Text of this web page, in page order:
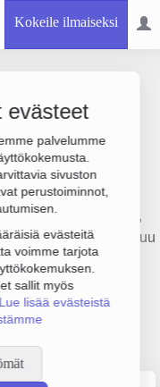
Kokeile ilmaiseksi
evästeet
palvelumme
sivuston
perustoiminnot,
evästeitä
voimme tarjota
sallit myös
Lue lisää evästeistä
on 254 000 €,
päätoimiala on Muu
1978 ja
(OY).